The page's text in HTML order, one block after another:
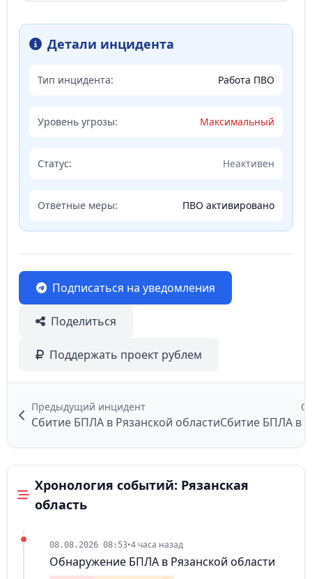
Детали инцидента
Тип инцидента: Работа ПВО
Уровень угрозы: Максимальный
Статус: Неактивен
Ответные меры: ПВО активировано
Подписаться на уведомления
Поделиться
Поддержать проект рублем
Предыдущий инцидент
Сбитие БПЛА в Рязанской областиСбитие БПЛА в
Хронология событий: Рязанская
область
08.08.2026 08:53•4 часа назад
Обнаружение БПЛА в Рязанской области